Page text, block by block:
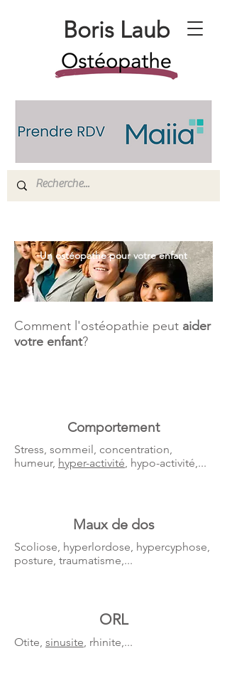
Boris Laub
Un ostéopathe pour votre enfant
Comment l'ostéopathie peut aider
votre enfant?
Comportement
Stress, sommeil, concentration,
humeur, hyper-activité, hypo-activité,...
Maux de dos
Scoliose, hyperlordose, hypercyphose,
posture, traumatisme,...
ORL
Otite, sinusite, rhinite,...